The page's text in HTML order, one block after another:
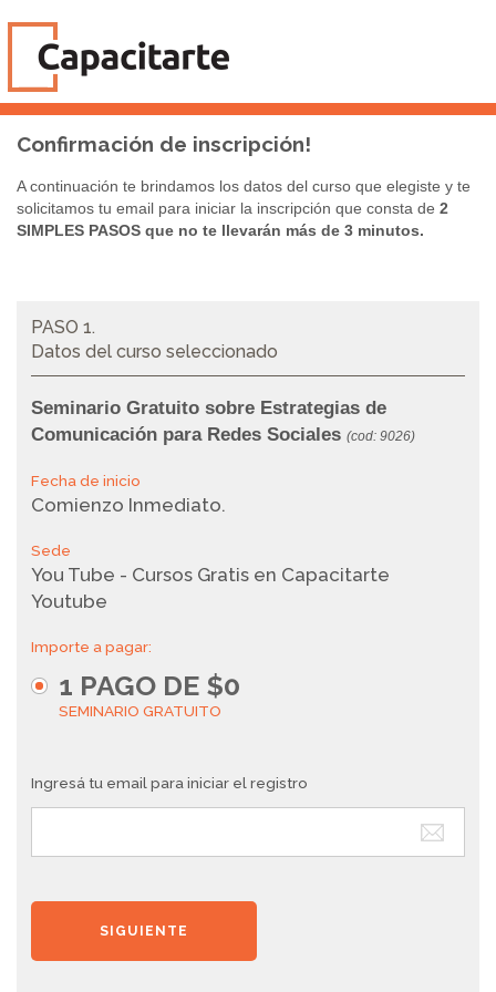
Confirmación de inscripción!
A continuación te brindamos los datos del curso que elegiste y te
solicitamos tu email para iniciar la inscripción que consta de 2
SIMPLES PASOS que no te llevarán más de 3 minutos.
PASO 1.
Datos del curso seleccionado
Seminario Gratuito sobre Estrategias de
Comunicación para Redes Sociales (cod: 9026)
Fecha de inicio
Comienzo Inmediato.
Sede
You Tube - Cursos Gratis en Capacitarte
Youtube
Importe a pagar:
1 PAGO DE $0
SEMINARIO GRATUITO
Ingresá tu email para iniciar el registro